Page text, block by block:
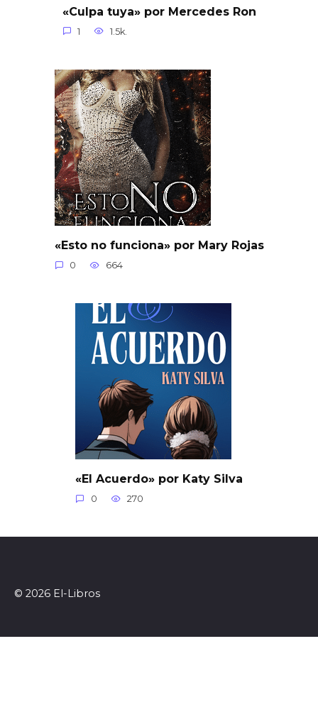
«Culpa tuya» por Mercedes Ron
1 1.5k.
«Esto no funciona» por Mary Rojas
0 664
«El Acuerdo» por Katy Silva
0 270
© 2026 El-Libros